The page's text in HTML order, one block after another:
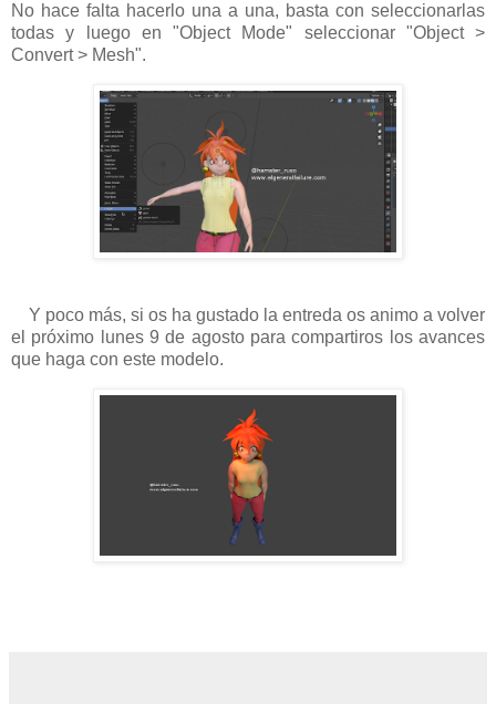
No hace falta hacerlo una a una, basta con seleccionarlas
todas y luego en "Object Mode" seleccionar "Object >
Convert > Mesh".
Y poco más, si os ha gustado la entreda os animo a volver
el próximo lunes 9 de agosto para compartiros los avances
que haga con este modelo.